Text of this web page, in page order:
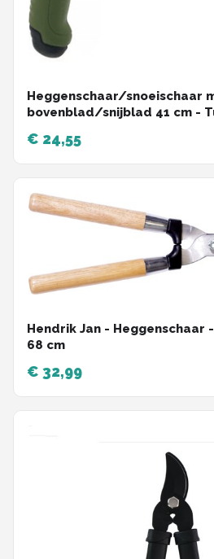
Heggenschaar/snoeischaar
bovenblad/snijblad 41 cm -
€ 24,55
Hendrik Jan - Heggenschaar
68 cm
€ 32,99